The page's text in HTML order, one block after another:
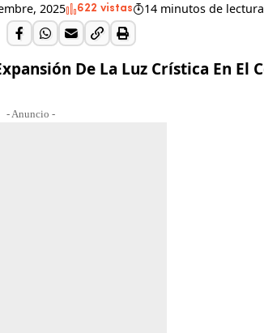
2025 622 vistas 14 minutos de lectura
- Anuncio -